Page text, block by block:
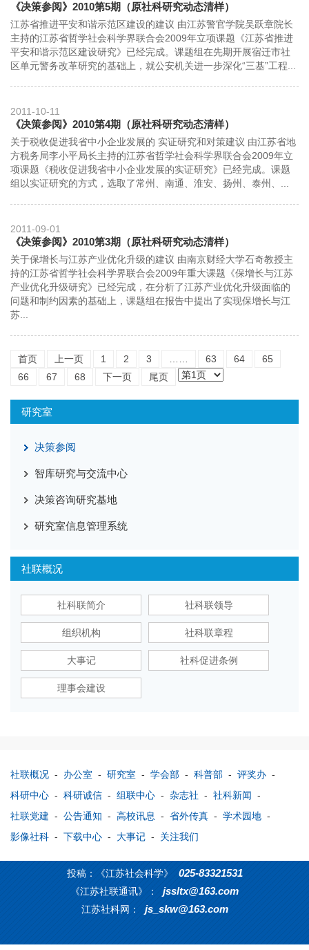
《决策参阅》2010第5期（原社科研究动态清样）
江苏省推进平安和谐示范区建设的建议 由江苏警官学院吴跃章院长
主持的江苏省哲学社会科学界联合会2009年立项课题《江苏省推进
平安和谐示范区建设研究》已经完成。课题组在先期开展宿迁市社
区单元警务改革研究的基础上，就公安机关进一步深化“三基”工程...
2011-10-11
《决策参阅》2010第4期（原社科研究动态清样）
关于税收促进我省中小企业发展的 实证研究和对策建议 由江苏省地
方税务局李小平局长主持的江苏省哲学社会科学界联合会2009年立
项课题《税收促进我省中小企业发展的实证研究》已经完成。课题
组以实证研究的方式，选取了常州、南通、淮安、扬州、泰州、...
2011-09-01
《决策参阅》2010第3期（原社科研究动态清样）
关于保增长与江苏产业优化升级的建议 由南京财经大学石奇教授主
持的江苏省哲学社会科学界联合会2009年重大课题《保增长与江苏
产业优化升级研究》已经完成，在分析了江苏产业优化升级面临的
问题和制约因素的基础上，课题组在报告中提出了实现保增长与江
苏...
首页 上一页 1 2 3 63 64
65
66
67 68 下一页 尾页
研究室
决策参阅
智库研究与交流中心
决策咨询研究基地
研究室信息管理系统
社联概况
社科联简介 社科联领导
组织机构 社科联章程
大事记 社科促进条例
理事会建设
社联概况 - 办公室 - 研究室 - 学会部 - 科普部 - 评奖办 -
科研中心 - 科研诚信 - 组联中心 - 杂志社 - 社科新闻 -
社联党建 - 公告通知 - 高校讯息 - 省外传真 - 学术园地 -
影像社科 - 下载中心 - 大事记 - 关注我们
投稿：《江苏社会科学》 025-83321531
《江苏社联通讯》： jssltx@163.com
江苏社科网： js_skw@163.com